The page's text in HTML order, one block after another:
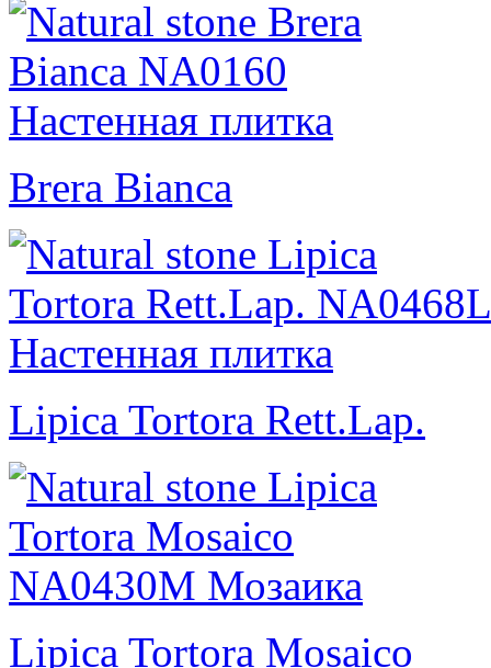
Brera Bianca
Lipica Tortora Rett.Lap.
Lipica Tortora Mosaico